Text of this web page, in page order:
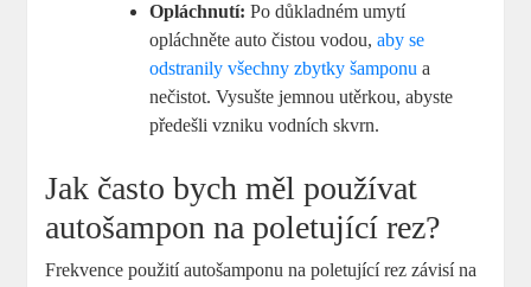
Opláchnutí: Po důkladném umytí
opláchněte auto čistou vodou,aby se
odstranily všechny zbytky šamponu a
nečistot. Vysušte jemnou utěrkou, abyste
předešli vzniku vodních skvrn.
Jak často bych měl používat
autošampon na poletující rez?
Frekvence použití autošamponu na poletující rez závisí na